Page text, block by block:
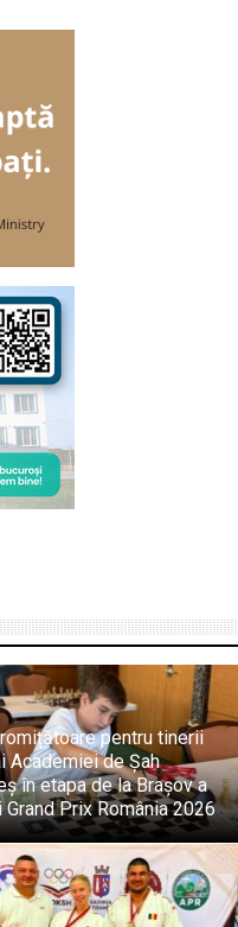
pentru tinerii
Academiei de Șah
în etapa de la Brașov a
Grand Prix România 2026